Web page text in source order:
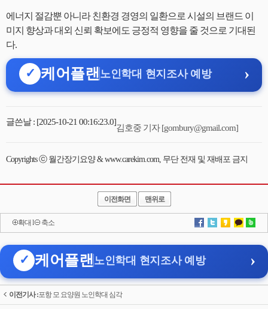
에너지 절감뿐 아니라 친환경 경영의 일환으로 시설의 브랜드 이
미지 향상과 대외 신뢰 확보에도 긍정적 영향을 줄 것으로 기대된
다.
✓ 케어플랜 노인학대 현지조사 예방 ›
글쓴날 : [2025-10-21 00:16:23.0]
김호중 기자 [gombury@gmail.com]
Copyrights ⓒ 월간장기요양 & www.carekim.com, 무단 전재 및 재배포 금지
이전화면 맨위로
확대 l 축소
✓ 케어플랜노인학대 현지조사 예방 ›
이전기사 :포항 모 요양원 노인학대 심각